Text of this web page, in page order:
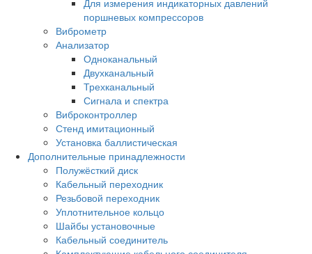
поршневых компрессоров
Виброметр
Анализатор
Одноканальный
Двухканальный
Трехканальный
Сигнала и спектра
Виброконтроллер
Стенд имитационный
Установка баллистическая
Дополнительные принадлежности
Полужёсткий диск
Кабельный переходник
Резьбовой переходник
Уплотнительное кольцо
Шайбы установочные
Кабельный соединитель